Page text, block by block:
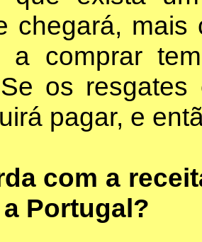
chegará,
a comprar
os resgates
pagar, e
com a
Portugal?